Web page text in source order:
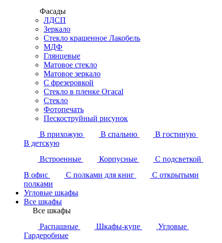
Фасады
ЛДСП
Зеркало
Стекло крашенное Лакобель
МДФ
Глянцевые
Матовое стекло
Матовое зеркало
С фрезеровкой
Стекло в пленке Огасаl
Стекло
Фотопечать
Пескоструйный рисунок
В прихожую
В спальню
В гостиную
В детскую
Встроенные
Корпусные
С подсветкой
В офис
С полками для книг
С открытыми
полками
Угловые шкафы
Все шкафы
Все шкафы
Распашные
Шкафы-купе
Угловые
Гардеробные